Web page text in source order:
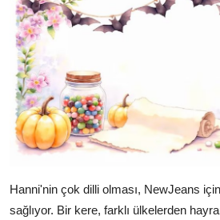
Hanni'nin çok dilli olması, NewJeans
sağlıyor. Bir kere, farklı ülkelerden